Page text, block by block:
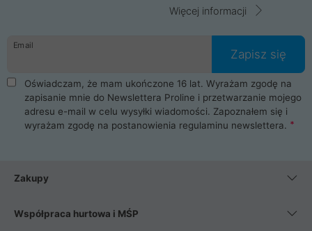
Więcej informacji
Email
Zapisz się
Oświadczam, że mam ukończone 16 lat. Wyrażam zgodę na
zapisanie mnie do Newslettera Proline i przetwarzanie mojego
adresu e-mail w celu wysyłki wiadomości. Zapoznałem się i
wyrażam zgodę na postanowienia regulaminu newslettera.
Zakupy
Współpraca hurtowa i MŚP